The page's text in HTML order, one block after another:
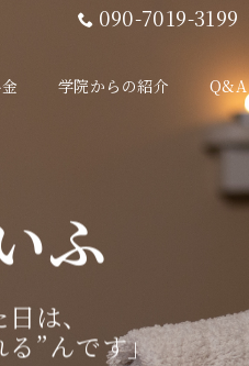
090-7019-3199
学院からの紹介 Q&A
ふ
は、
”んです」